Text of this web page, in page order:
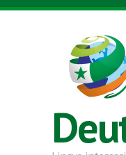
Direkt zum Inhalt